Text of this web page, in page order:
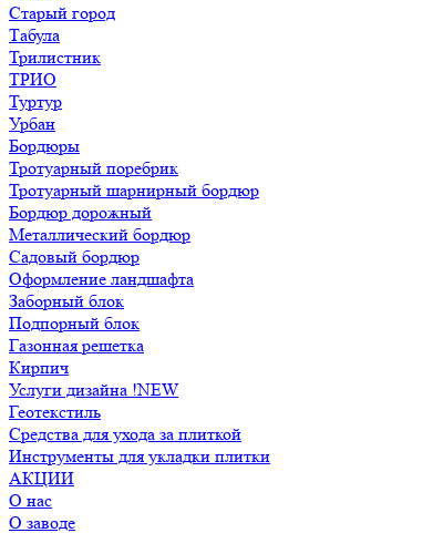
Старый город
Табула
Трилистник
ТРИО
Туртур
Урбан
Бордюры
Тротуарный поребрик
Тротуарный шарнирный бордюр
Бордюр дорожный
Металлический бордюр
Садовый бордюр
Оформление ландшафта
Заборный блок
Подпорный блок
Газонная решетка
Кирпич
Услуги дизайна !NEW
Геотекстиль
Средства для ухода за плиткой
Инструменты для укладки плитки
АКЦИИ
О нас
О заводе